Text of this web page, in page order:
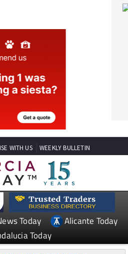
WITH US WEEKLY BULLETIN
Today
Alicante Today
Today
PROPERTY